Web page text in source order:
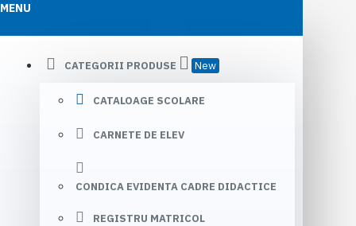
MENU
CATEGORII PRODUSE New
CATALOAGE SCOLARE
CARNETE DE ELEV
CONDICA EVIDENTA CADRE DIDACTICE
REGISTRU MATRICOL